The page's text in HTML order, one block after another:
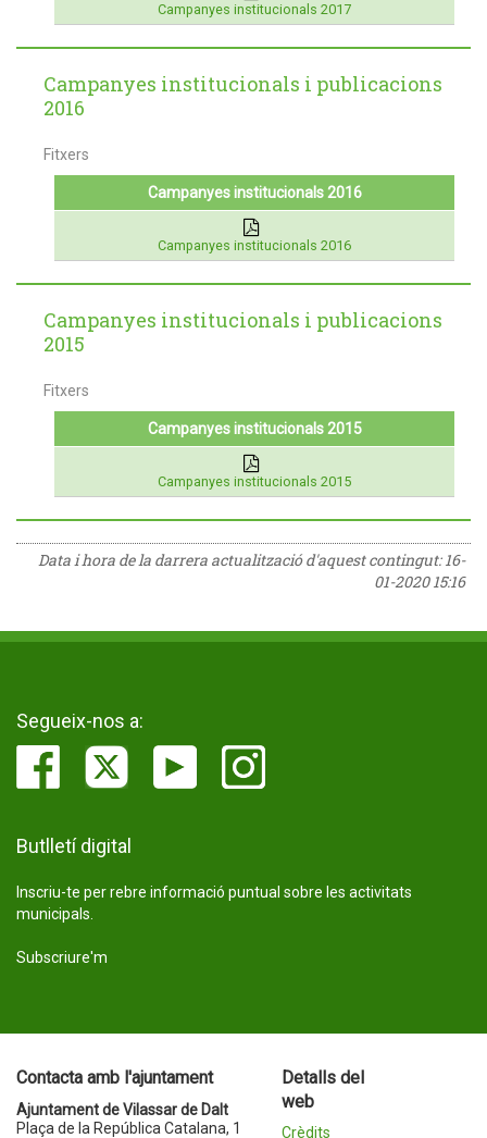
Campanyes institucionals 2017
Campanyes institucionals i publicacions
2016
Fitxers
Campanyes institucionals 2016
Campanyes institucionals 2016
Campanyes institucionals i publicacions
2015
Fitxers
Campanyes institucionals 2015
Campanyes institucionals 2015
Data i hora de la darrera actualització d'aquest contingut:16-
01-2020 15:16
Segueix-nos a:
Butlletí digital
Inscriu-te per rebre informació puntual sobre les activitats
municipals.
Subscriure'm
Contacta amb l'ajuntament
Ajuntament de Vilassar de Dalt
Plaça de la República Catalana, 1
Detalls del
web
Crèdits